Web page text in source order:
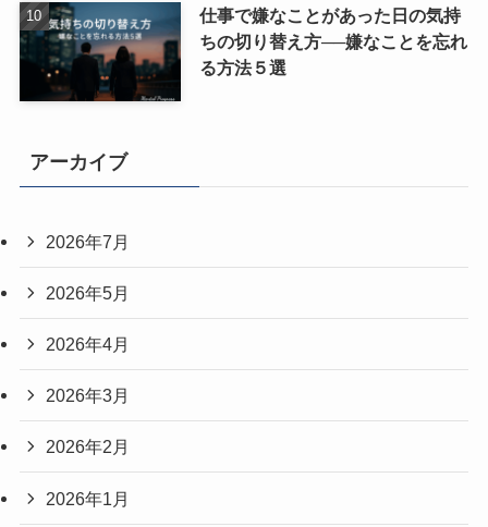
仕事で嫌なことがあった日の気持
ちの切り替え方──嫌なことを忘れ
る方法５選
アーカイブ
2026年7月
2026年5月
2026年4月
2026年3月
2026年2月
2026年1月